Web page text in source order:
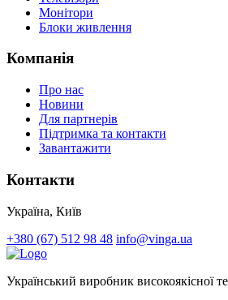
Монітори
Блоки живлення
Компанія
Про нас
Новини
Для партнерів
Підтримка та контакти
Завантажити
Контакти
Україна, Київ
+380 (67) 512 98 48 info@vinga.ua
Український виробник високоякісної